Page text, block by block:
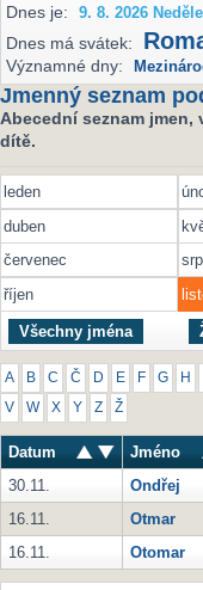
Dnes je:
9. 8. 2026 Neděle
Dnes má svátek:
Významné dny:
Jmenný seznam
Abecední seznam
dítě.
leden
duben
červenec
říjen
Všechny jména
A B C Č D E F G H
V W X Y Z Ž
Datum Jméno
30.11.
Ondřej
16.11.
Otmar
16.11.
Otomar